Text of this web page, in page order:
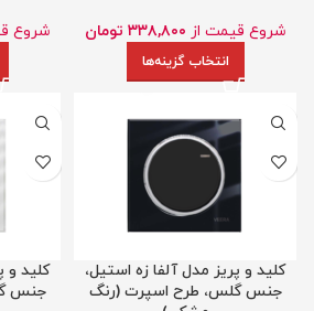
شروع قیمت از ۳۳۸,۸۰۰ تومان
انتخاب گزینه‌ها
شروع
کلید و پریز مدل آلفا زه استیل،
جنس گلس، طرح اسپرت (رنگ
کلید و
جنس